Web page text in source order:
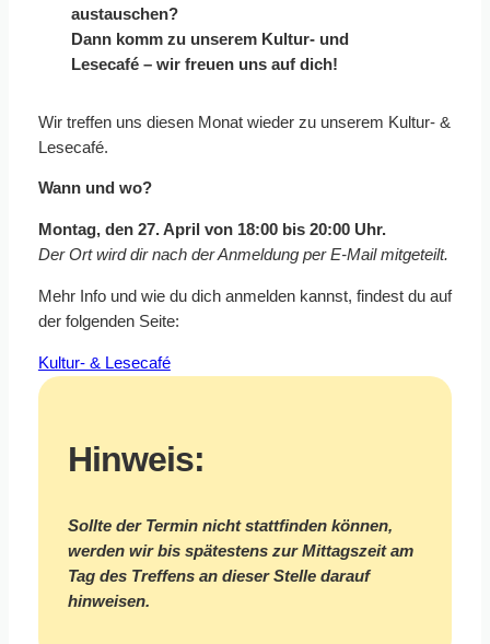
austauschen?
Dann komm zu unserem Kultur- und
Lesecafé – wir freuen uns auf dich!
Wir treffen uns diesen Monat wieder zu unserem Kultur- &
Lesecafé.
Wann und wo?
Montag, den 27. April von 18:00 bis 20:00 Uhr.
Der Ort wird dir nach der Anmeldung per E-Mail mitgeteilt.
Mehr Info und wie du dich anmelden kannst, findest du auf
der folgenden Seite:
Kultur- & Lesecafé
Hinweis:
Sollte der Termin nicht stattfinden können,
werden wir bis spätestens zur Mittagszeit am
Tag des Treffens an dieser Stelle darauf
hinweisen.